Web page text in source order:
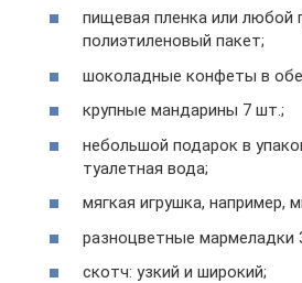
пищевая пленка или любой
полиэтиленовый пакет;
шоколадные конфеты в
крупные мандарины 7 шт.;
небольшой подарок в
туалетная вода;
мягкая игрушка, например,
разноцветные мармеладки
скотч: узкий и широкий;